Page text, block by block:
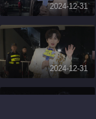
2024-12-31
2024-12-31